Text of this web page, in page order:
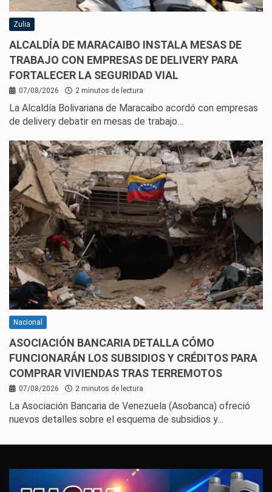
Zulia
ALCALDÍA DE MARACAIBO INSTALA MESAS DE
TRABAJO CON EMPRESAS DE DELIVERY PARA
FORTALECER LA SEGURIDAD VIAL
07/08/2026 2 minutos de lectura
La Alcaldía Bolivariana de Maracaibo acordó con empresas
de delivery debatir en mesas de trabajo…
Nacional
ASOCIACIÓN BANCARIA DETALLA CÓMO
FUNCIONARÁN LOS SUBSIDIOS Y CRÉDITOS PARA
COMPRAR VIVIENDAS TRAS TERREMOTOS
07/08/2026 2 minutos de lectura
La Asociación Bancaria de Venezuela (Asobanca) ofreció
nuevos detalles sobre el esquema de subsidios y…